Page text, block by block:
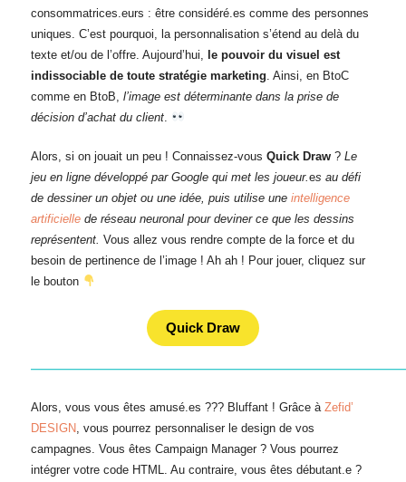
consommatrices.eurs : être considéré.es comme des personnes
uniques. C’est pourquoi, la personnalisation s’étend au delà du
texte et/ou de l’offre. Aujourd’hui, le pouvoir du visuel est
indissociable de toute stratégie marketing. Ainsi, en BtoC
comme en BtoB, l’image est déterminante dans la prise de
décision d’achat du client.
Alors, si on jouait un peu ! Connaissez-vous Quick Draw? Le
jeu en ligne développé par Google qui met les joueur.es au défi
de dessiner un objet ou une idée, puis utilise une intelligence
artificiellede réseau neuronal pour deviner ce que les dessins
représentent. Vous allez vous rendre compte de la force et du
besoin de pertinence de l’image ! Ah ah ! Pour jouer, cliquez sur
le bouton
Quick Draw
Alors, vous vous êtes amusé.es ??? Bluffant ! Grâce à Zefid’
DESIGN, vous pourrez personnaliser le design de vos
campagnes. Vous êtes Campaign Manager ? Vous pourrez
intégrer votre code HTML. Au contraire, vous êtes débutant.e ?